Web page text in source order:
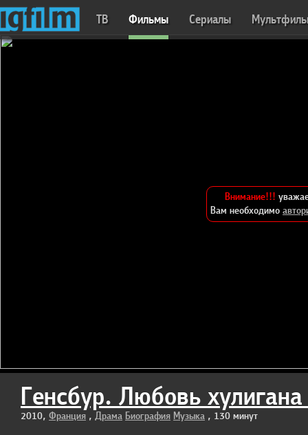
ТВ Фильмы Сериалы
Внимание!!!
Вам необходимо
Генсбур. Любовь
2010, Франция , Драма Биография Музыка , 130 минут